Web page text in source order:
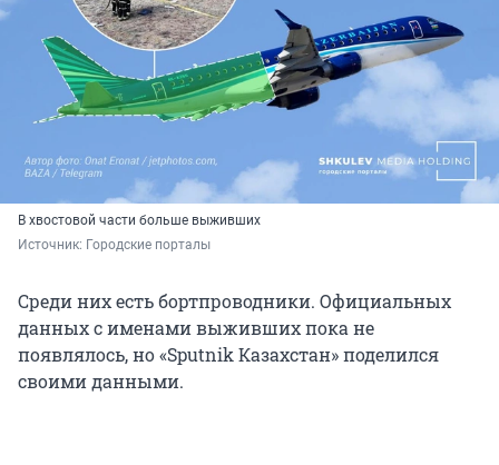
В хвостовой части больше выживших
Источник: Городские порталы
Среди них есть бортпроводники. Официальных
данных с именами выживших пока не
появлялось, но «Sputnik Казахстан» поделился
своими данными.